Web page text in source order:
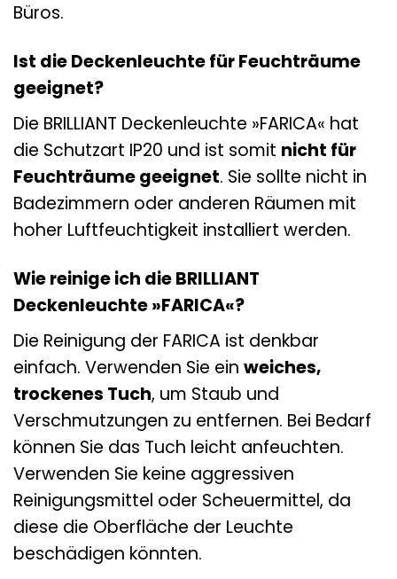
Büros.
Ist die Deckenleuchte für Feuchträume
geeignet?
Die BRILLIANT Deckenleuchte »FARICA« hat
die Schutzart IP20 und ist somit nicht für
Feuchträume geeignet. Sie sollte nicht in
Badezimmern oder anderen Räumen mit
hoher Luftfeuchtigkeit installiert werden.
Wie reinige ich die BRILLIANT
Deckenleuchte »FARICA«?
Die Reinigung der FARICA ist denkbar
einfach. Verwenden Sie ein weiches,
trockenes Tuch, um Staub und
Verschmutzungen zu entfernen. Bei Bedarf
können Sie das Tuch leicht anfeuchten.
Verwenden Sie keine aggressiven
Reinigungsmittel oder Scheuermittel, da
diese die Oberfläche der Leuchte
beschädigen könnten.